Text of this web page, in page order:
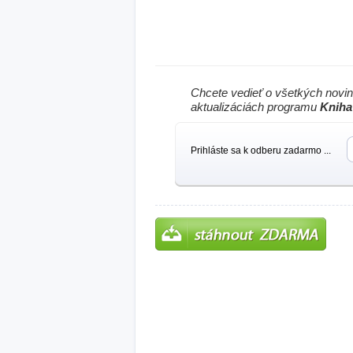
Chcete vedieť o všetkých
aktualizáciách programu
Prihláste sa k odberu zadarmo ...